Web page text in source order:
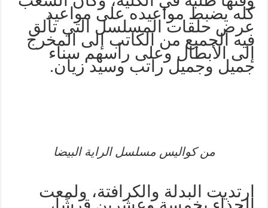
كله يضبط مواعيده على مواعيد
عرض حلقات المسلسل التي تألق
فيه الجميع من الكاتب إلى المخرج
إلى الأبطال وعلى رأسهم سناء
جميل وجميل راتب وسيد زيان.
من كواليس مسلسل الراية البيضا
ارتديت البدلة والكرافتة، ولمعت